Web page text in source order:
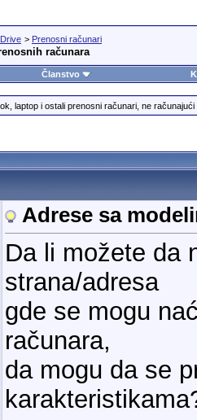
> Prenosni računari
računara
Članstvo
laptop i ostali prenosni računari, ne računajući
Adrese sa
Da li možete da
strana/adresa
gde se mogu
računara,
da mogu da se